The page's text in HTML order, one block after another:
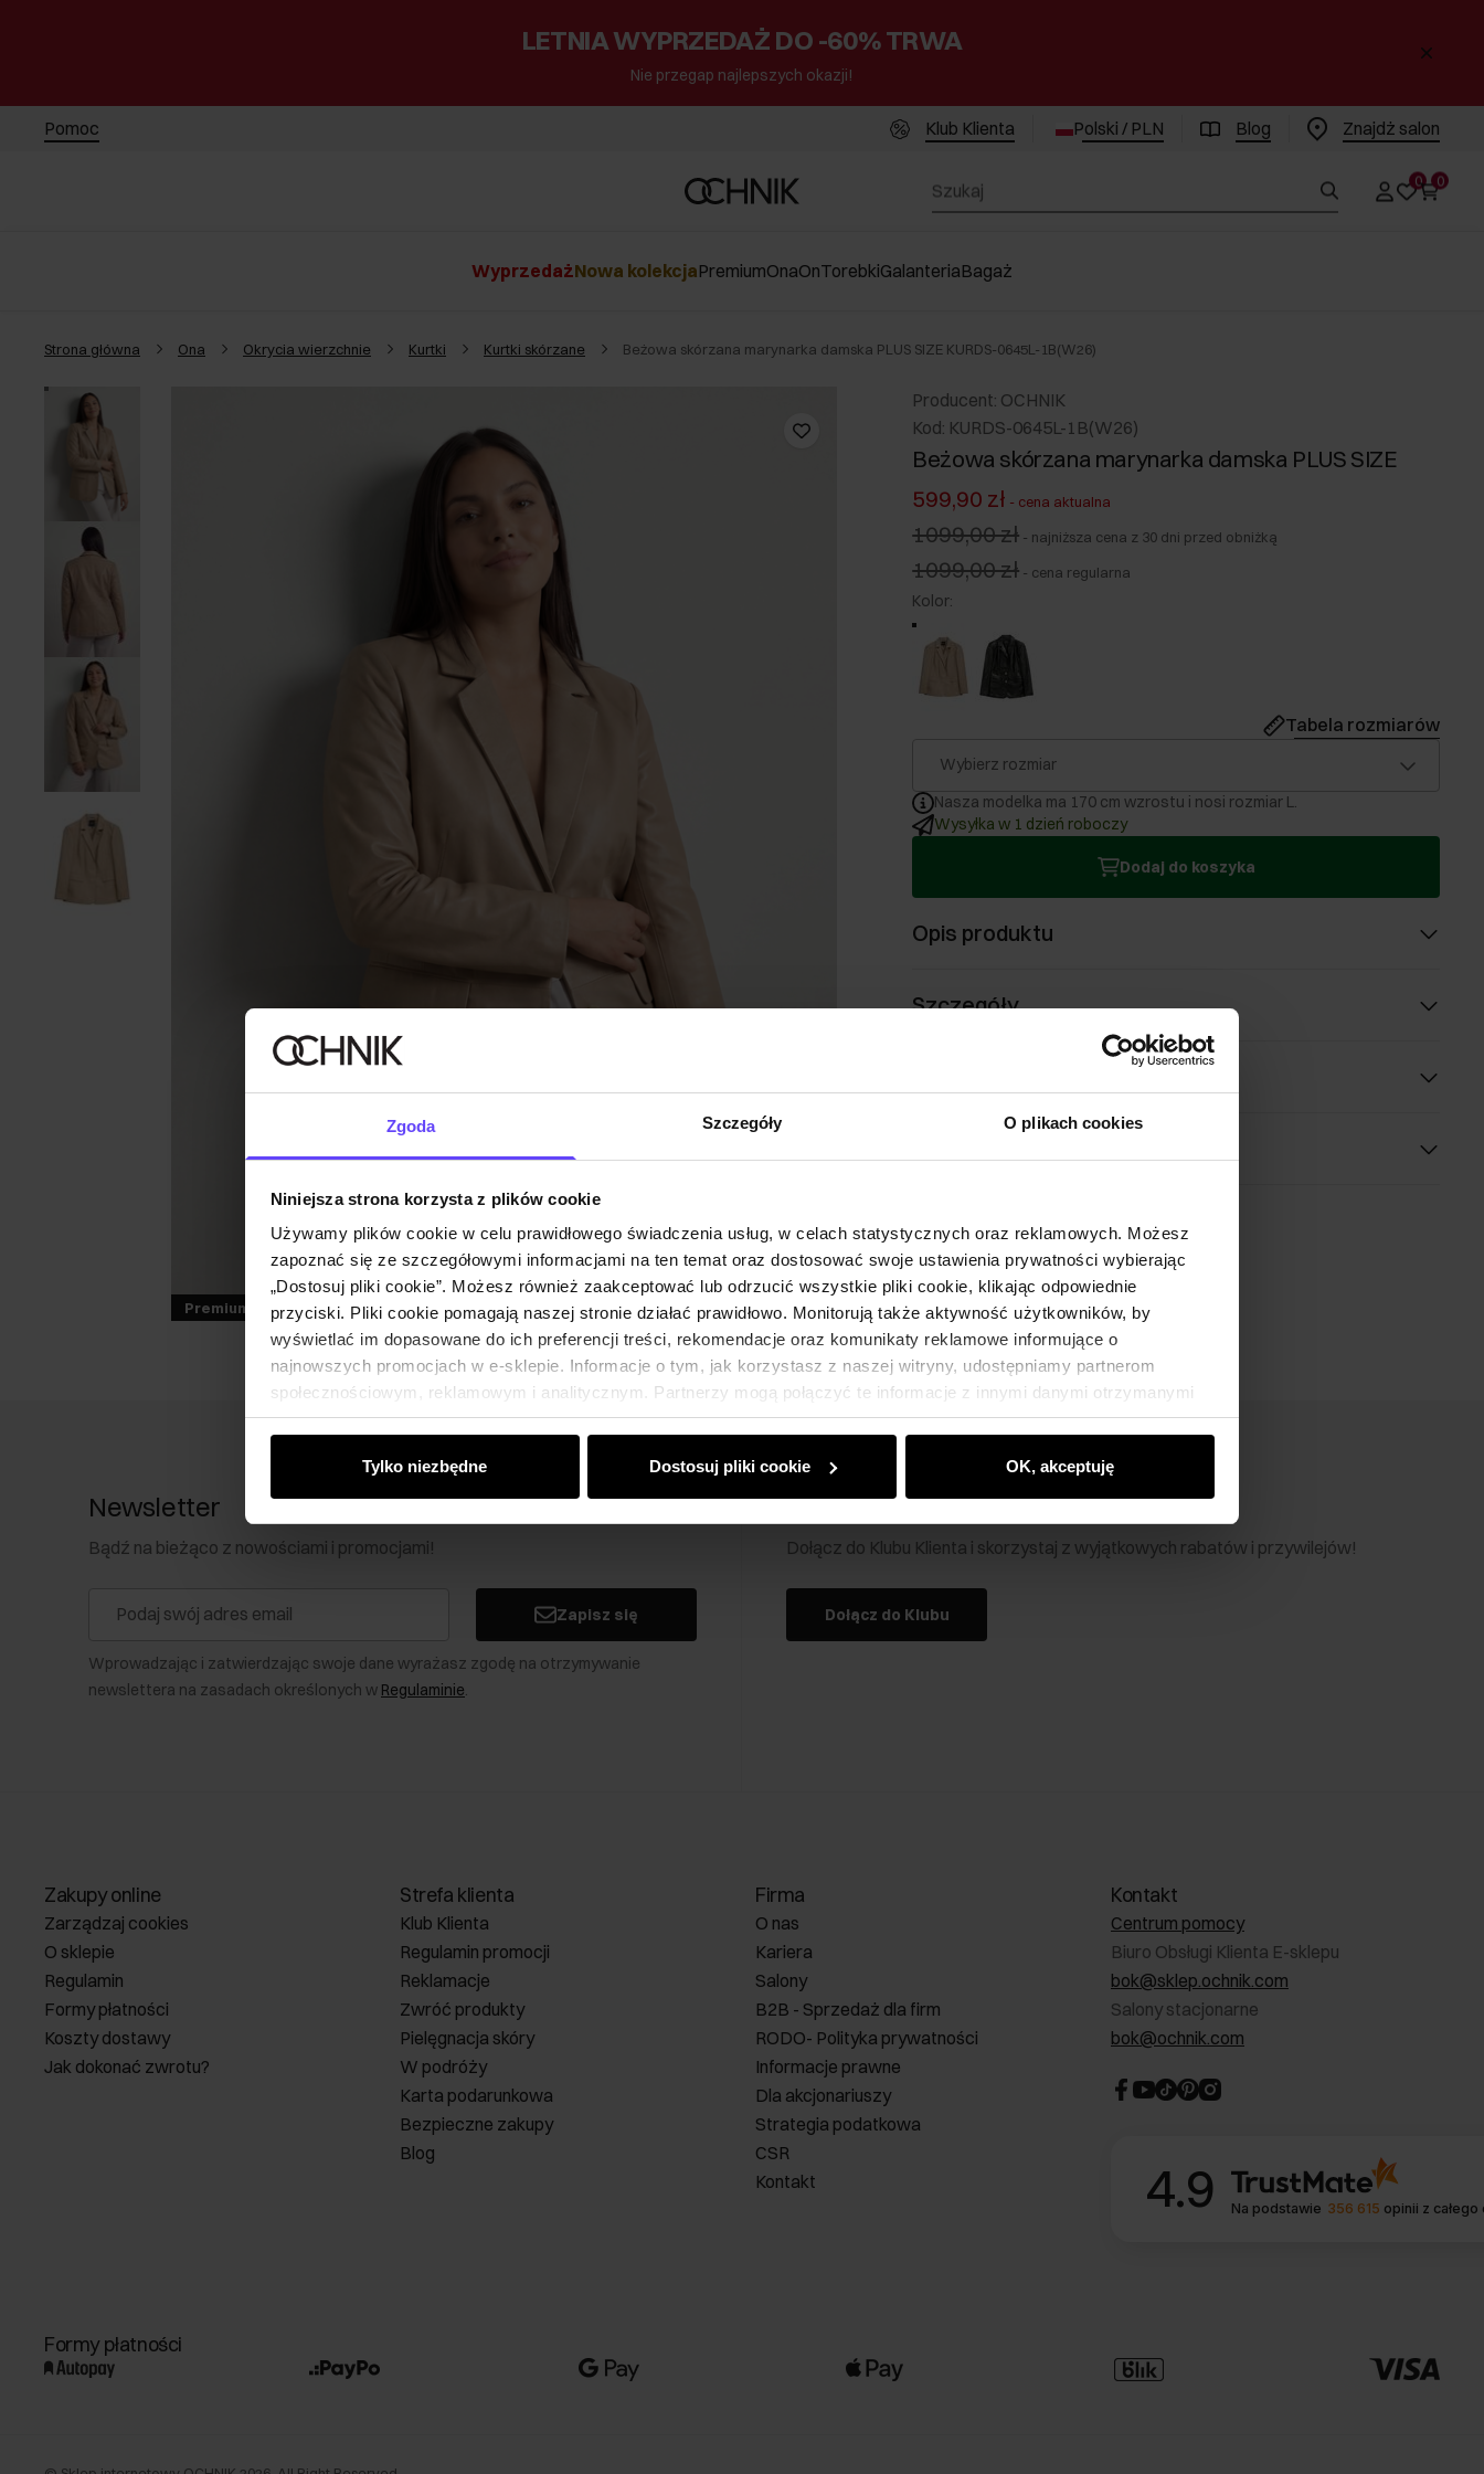
Zgoda Szczegóły O plikach cookies
Niniejsza strona korzysta z plików cookie
Używamy plików cookie w celu prawidłowego świadczenia usług, w celach statystycznych oraz reklamowych. Możesz
zapoznać się ze szczegółowymi informacjami na ten temat oraz dostosować swoje ustawienia prywatności wybierając
„Dostosuj pliki cookie”. Możesz również zaakceptować lub odrzucić wszystkie pliki cookie, klikając odpowiednie
przyciski. Pliki cookie pomagają naszej stronie działać prawidłowo. Monitorują także aktywność użytkowników, by
wyświetlać im dopasowane do ich preferencji treści, rekomendacje oraz komunikaty reklamowe informujące o
najnowszych promocjach w e-sklepie. Informacje o tym, jak korzystasz z naszej witryny, udostępniamy partnerom
społecznościowym, reklamowym i analitycznym. Partnerzy mogą połączyć te informacje z innymi danymi otrzymanymi
od Ciebie lub uzyskanymi podczas korzystania z ich usług.
Tylko niezbędne Dostosuj pliki cookie OK, akceptuję
LETNIA WYPRZEDAŻ DO -60% TRWA
Nie przegap najlepszych okazji!
Pomoc Klub Klienta Polski / PLN Blog Znajdż salon
0 0
WyprzedażNowa kolekcjaPremiumOnaOnTorebkiGalanteriaBagaż
Strona główna Ona Okrycia wierzchnie Kurtki Kurtki skórzane Beżowa skórzana marynarka damska PLUS SIZE KURDS-0645L-1B(W26)
Premium PLUS SIZE
Producent: OCHNIK
Kod: KURDS-0645L-1B(W26)
Beżowa skórzana marynarka damska PLUS SIZE
599,90 zł - cena aktualna
1099,00 zł - najniższa cena z 30 dni przed obniżką
1099,00 zł - cena regularna
Kolor:
Tabela rozmiarów
Wybierz rozmiar
Nasza modelka ma 170 cm wzrostu i nosi rozmiar L.
Wysyłka w 1 dzień roboczy
Dodaj do koszyka
Opis produktu
Szczegóły
Newsletter
Bądź na bieżąco z nowościami i promocjami!
Zapisz się
Wprowadzając i zatwierdzając swoje dane wyrażasz zgodę na otrzymywanie
newslettera na zasadach określonych w Regulaminie.
Klub Klienta Ochnik
Dołącz do Klubu Klienta i skorzystaj z wyjątkowych rabatów i przywilejów!
Dołącz do Klubu
Zakupy online
Zarządzaj cookies
O sklepie
Regulamin
Formy płatności
Koszty dostawy
Jak dokonać zwrotu?
Strefa klienta
Klub Klienta
Regulamin promocji
Reklamacje
Zwróć produkty
Pielęgnacja skóry
W podróży
Karta podarunkowa
Bezpieczne zakupy
Blog
Firma
O nas
Kariera
Salony
B2B - Sprzedaż dla firm
RODO- Polityka prywatności
Informacje prawne
Dla akcjonariuszy
Strategia podatkowa
CSR
Kontakt
Kontakt
Centrum pomocy
Biuro Obsługi Klienta E-sklepu
bok@sklep.ochnik.com
Salony stacjonarne
bok@ochnik.com
4.9 Na podstawie 356 615 opinii z
Formy płatności